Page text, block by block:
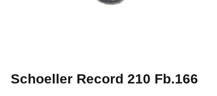
Schoeller Record 210 Fb.166